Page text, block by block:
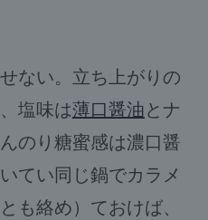
ない。立ち上がりの
塩味は薄口醤油とナ
のり糖蜜感は濃口醤
てい同じ鍋でカラメ
も絡め）ておけば、